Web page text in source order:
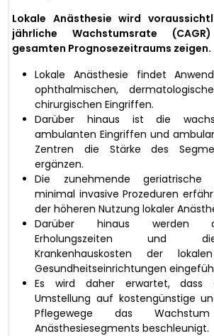
Lokale Anästhesie wird
jährliche Wachstumsrate
gesamten Prognosezeitraums zeigen.
Lokale Anästhesie findet
ophthalmischen,
chirurgischen Eingriffen.
Darüber hinaus ist die
ambulanten Eingriffen und
Zentren die Stärke des
ergänzen.
Die zunehmende geriatrische
minimal invasive Prozeduren
der höheren Nutzung lokaler
Darüber hinaus werden
Erholungszeiten und
Krankenhauskosten der
Gesundheitseinrichtungen
Es wird daher erwartet, dass
Umstellung auf kostengünstige
Pflegewege das
Anästhesiesegments beschleunigt.